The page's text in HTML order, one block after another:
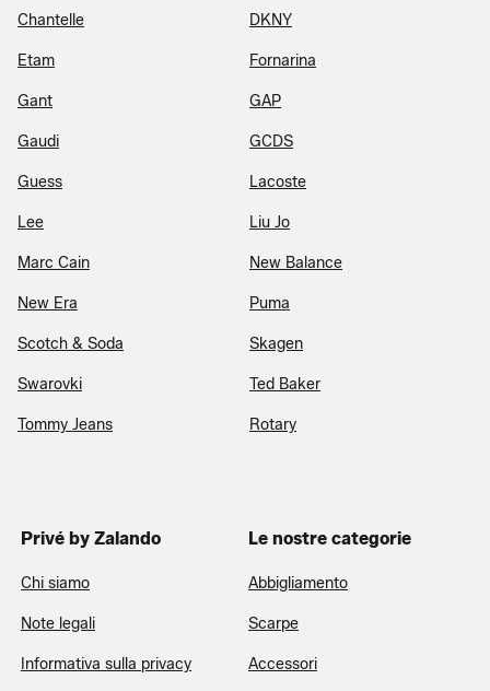
Chantelle DKNY
Etam Fornarina
Gant GAP
Gaudi GCDS
Guess Lacoste
Lee Liu Jo
Marc Cain New Balance
New Era Puma
Scotch & Soda Skagen
Swarovki Ted Baker
Tommy Jeans Rotary
Privé by Zalando
Chi siamo
Note legali
Informativa sulla privacy
Le nostre categorie
Abbigliamento
Scarpe
Accessori